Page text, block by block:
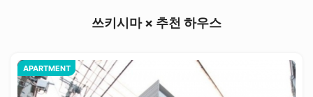
쓰키시마 × 추천 하우스
APARTMENT